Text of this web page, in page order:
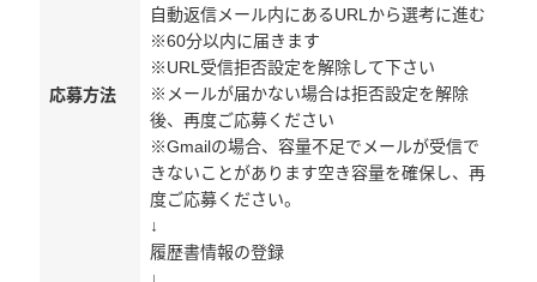
応募方法
自動返信メール内にあるURLから選考に進む
※60分以内に届きます
※URL受信拒否設定を解除して下さい
※メールが届かない場合は拒否設定を解除
後、再度ご応募ください
※Gmailの場合、容量不足でメールが受信で
きないことがあります空き容量を確保し、再
度ご応募ください。
↓
履歴書情報の登録